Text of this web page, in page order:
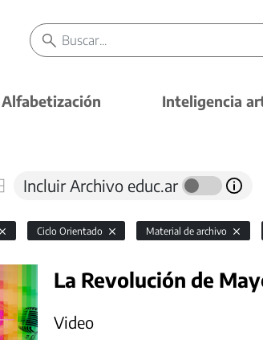
Alfabetización Inteligencia
Incluir Archivo educ.ar
Ciclo Orientado Material de archivo
La Revolución de
Video